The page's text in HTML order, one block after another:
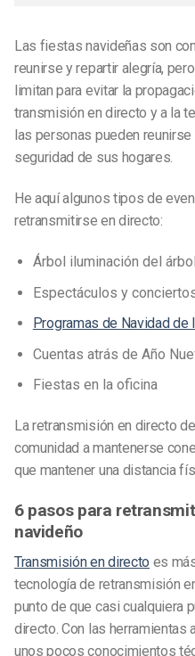
Las fiestas navideñas son
reunirse y repartir alegría,
limitan para evitar la
transmisión en directo y a la
las personas pueden
seguridad de sus hogares.
He aquí algunos tipos de
retransmitirse en directo:
Árbol iluminación del árbol
Espectáculos y
Programas de Navidad de
Cuentas atrás de Año
Fiestas en la oficina
La retransmisión en directo
comunidad a mantenerse
que mantener una distancia
6 pasos para
navideño
Transmisión en directo es
tecnología de retransmisión
punto de que casi cualquiera
directo. Con las herramientas
unos pocos conocimientos